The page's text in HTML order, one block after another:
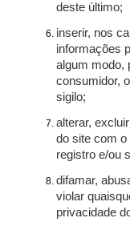
deste último;
inserir, nos
informações
algum modo,
consumidor,
sigilo;
alterar,
do site com o
registro e/ou
difamar,
violar
privacidade